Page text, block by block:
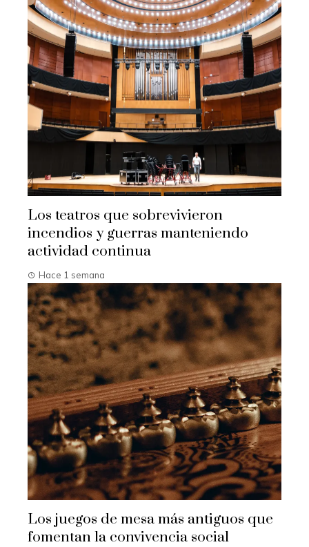
Los teatros que sobrevivieron
incendios y guerras manteniendo
actividad continua
Hace 1 semana
Los juegos de mesa más antiguos que
fomentan la convivencia social